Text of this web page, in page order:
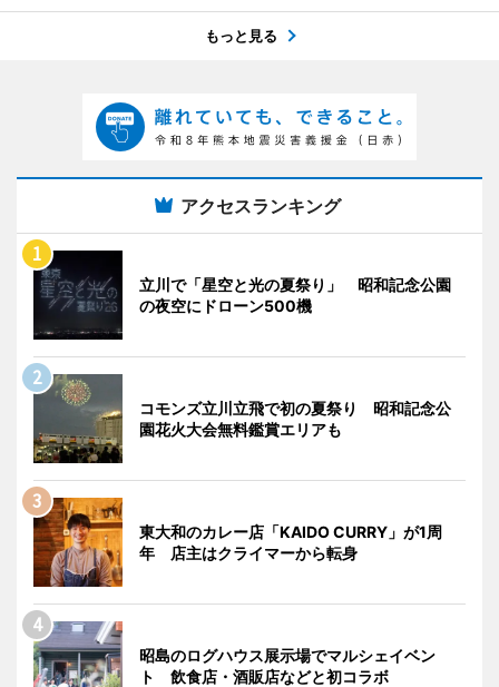
もっと見る
アクセスランキング
立川で「星空と光の夏祭り」 昭和記念公園
の夜空にドローン500機
コモンズ立川立飛で初の夏祭り 昭和記念公
園花火大会無料鑑賞エリアも
東大和のカレー店「KAIDO CURRY」が1周
年 店主はクライマーから転身
昭島のログハウス展示場でマルシェイベン
ト 飲食店・酒販店などと初コラボ